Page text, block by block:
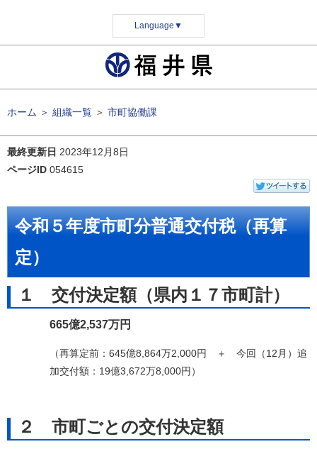
Language ▼
ホーム ＞ 組織一覧 ＞ 市町協働課
最終更新日 2023年12月8日
ページID 054615
令和５年度市町分普通交付税（再算
定）
１ 交付決定額（県内１７市町計）
665億2,537万円
（再算定前：645億8,864万2,000円 ＋ 今回（12月）追
加交付額：19億3,672万8,000円）
２ 市町ごとの交付決定額